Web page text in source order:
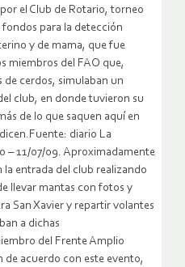
el Club de Rotario, torneo
para la detección
y de mama, que fue
miembros del FAO que,
de cerdos, simulaban un
club, en donde tuvieron su
de lo que saquen aquí en
diario La
– 11/07/09. Aproximadamente
la entrada del club realizando
llevar mantas con fotos y
San Xavier y repartir volantes
a dichas
del Frente Amplio
de acuerdo con este evento,